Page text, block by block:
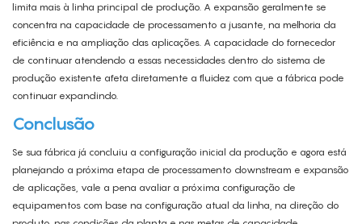
limita mais à linha principal de produção. A expansão geralmente se
concentra na capacidade de processamento a jusante, na melhoria da
eficiência e na ampliação das aplicações. A capacidade do fornecedor
de continuar atendendo a essas necessidades dentro do sistema de
produção existente afeta diretamente a fluidez com que a fábrica pode
continuar expandindo.
Conclusão
Se sua fábrica já concluiu a configuração inicial da produção e agora está
planejando a próxima etapa de processamento downstream e expansão
de aplicações, vale a pena avaliar a próxima configuração de
equipamentos com base na configuração atual da linha, na direção do